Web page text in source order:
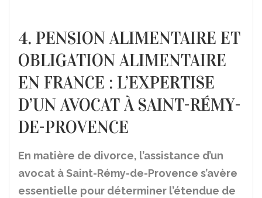
4. PENSION ALIMENTAIRE ET
OBLIGATION ALIMENTAIRE
EN FRANCE : L’EXPERTISE
D’UN AVOCAT À SAINT-RÉMY-
DE-PROVENCE
En matière de divorce, l’assistance d’un
avocat à Saint-Rémy-de-Provence s’avère
essentielle pour déterminer l’étendue de